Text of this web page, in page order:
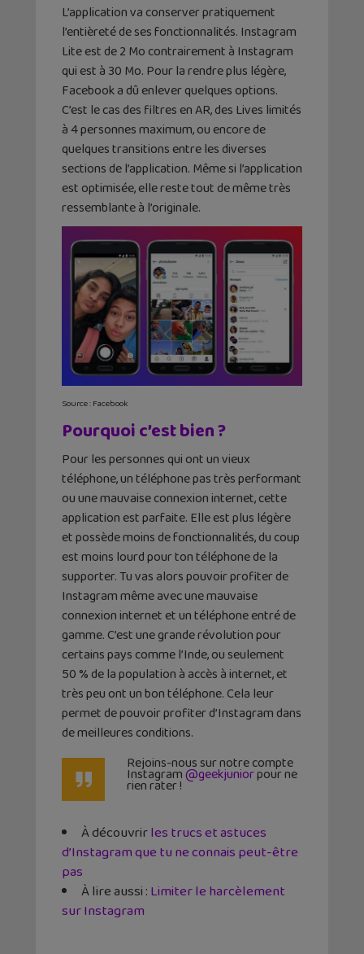
L’application va conserver pratiquement
l’entièreté de ses fonctionnalités. Instagram
Lite est de 2 Mo contrairement à Instagram
qui est à 30 Mo. Pour la rendre plus légère,
Facebook a dû enlever quelques options.
C’est le cas des filtres en AR, des Lives limités
à 4 personnes maximum, ou encore de
quelques transitions entre les diverses
sections de l’application. Même si l’application
est optimisée, elle reste tout de même très
ressemblante à l’originale.
Source : Facebook
Pourquoi c’est bien ?
Pour les personnes qui ont un vieux
téléphone, un téléphone pas très performant
ou une mauvaise connexion internet, cette
application est parfaite. Elle est plus légère
et possède moins de fonctionnalités, du coup
est moins lourd pour ton téléphone de la
supporter. Tu vas alors pouvoir profiter de
Instagram même avec une mauvaise
connexion internet et un téléphone entré de
gamme. C’est une grande révolution pour
certains pays comme l’Inde, ou seulement
50 % de la population à accès à internet, et
très peu ont un bon téléphone. Cela leur
permet de pouvoir profiter d’Instagram dans
de meilleures conditions.
Rejoins-nous sur notre compte
Instagram@geekjuniorpour ne
rien rater !
À découvrirles trucs et astuces
d’Instagram que tu ne connais peut-être
pas
À lire aussi :Limiter le harcèlement
sur Instagram